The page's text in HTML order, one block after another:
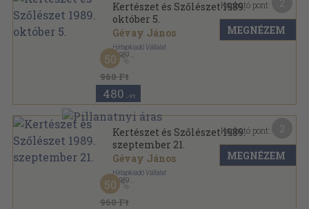
Kertészet és Szőlészet 1989.
október 5.
Gévay János
Hírlapkiadó Vállalat
, 1989
Tűzött kötés
Kertészet és Szőlészet sorozat
960 Ft
50
480 ,-Ft
Kapható pont:
MEGNÉZEM
Kertészet és Szőlészet 1989.
szeptember 21.
Gévay János
Hírlapkiadó Vállalat
, 1989
Tűzött kötés
Kertészet és Szőlészet sorozat
960 Ft
50
Kapható pont:
MEGNÉZEM